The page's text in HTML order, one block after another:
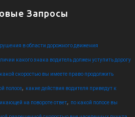
Запросы
в области дорожного движения
какого знака водитель должен уступить дорогу
скоростью вы имеете право продолжить
полосе, какие действия водителя приведут к
на повороте ответ, по какой полосе вы